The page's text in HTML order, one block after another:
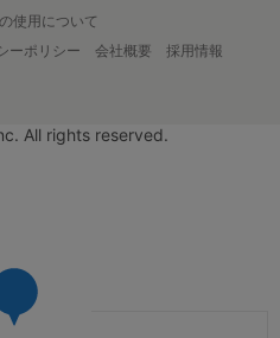
使用について
ーポリシー 会社概要
採用情報
All rights reserved.